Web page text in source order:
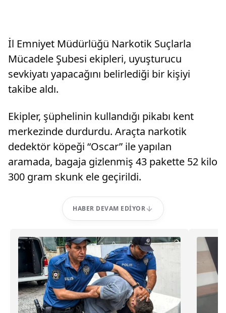
İl Emniyet Müdürlüğü Narkotik Suçlarla
Mücadele Şubesi ekipleri, uyuşturucu
sevkiyatı yapacağını belirlediği bir kişiyi
takibe aldı.
Ekipler, şüphelinin kullandığı pikabı kent
merkezinde durdurdu. Araçta narkotik
dedektör köpeği “Oscar” ile yapılan
aramada, bagaja gizlenmiş 43 pakette 52 kilo
300 gram skunk ele geçirildi.
HABER DEVAM EDIYOR